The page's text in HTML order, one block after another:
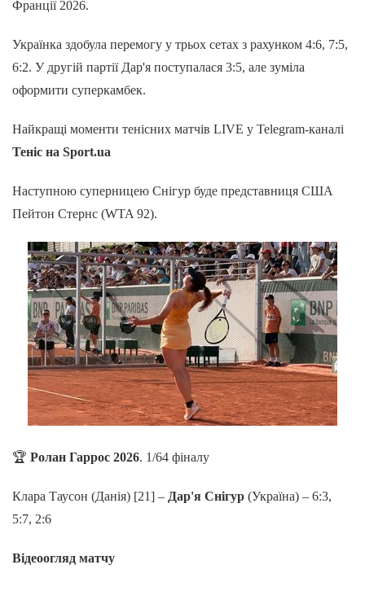
Франції 2026.
Українка здобула перемогу у трьох сетах з рахунком 4:6, 7:5,
6:2. У другій партії Дар'я поступалася 3:5, але зуміла
оформити суперкамбек.
Найкращі моменти тенісних матчів LIVE у Telegram-каналі
Теніс на Sport.ua
Наступною суперницею Снігур буде представниця США
Пейтон Стернс (WTA 92).
🏆 Ролан Гаррос 2026. 1/64 фіналу
Клара Таусон (Данія) [21] – Дар'я Снігур (Україна) – 6:3,
5:7, 2:6
Відеоогляд матчу